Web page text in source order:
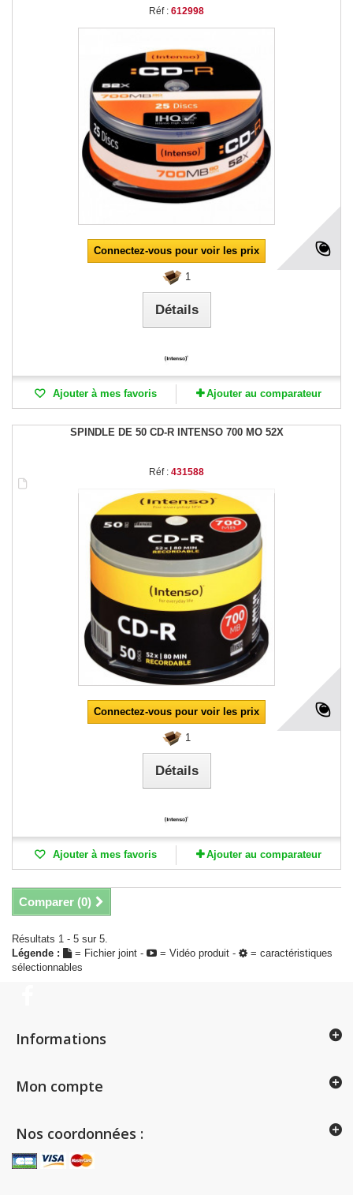
Réf : 612998
Connectez-vous pour voir les prix
1
Détails
Ajouter à mes favoris Ajouter au comparateur
SPINDLE DE 50 CD-R INTENSO 700 MO 52X
Réf : 431588
Connectez-vous pour voir les prix
1
Détails
Ajouter à mes favoris Ajouter au comparateur
Comparer (0)
Résultats 1 - 5 sur 5.
Légende :
= Fichier joint - = Vidéo produit -
= caractéristiques
sélectionnables
Informations
Mon compte
Nos coordonnées :